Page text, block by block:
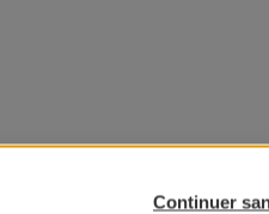
Continuer